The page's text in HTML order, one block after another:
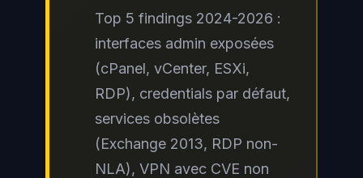
Top 5 findings 2024-2026 :
interfaces admin exposées
(cPanel, vCenter, ESXi,
RDP), credentials par défaut,
services obsolètes
(Exchange 2013, RDP non-
NLA), VPN avec CVE non